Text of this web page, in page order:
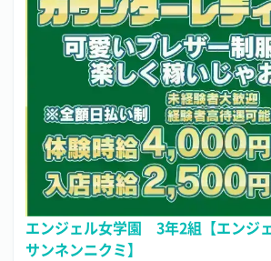
エンジェル女学園 3年2組【エンジ
サンネンニクミ】